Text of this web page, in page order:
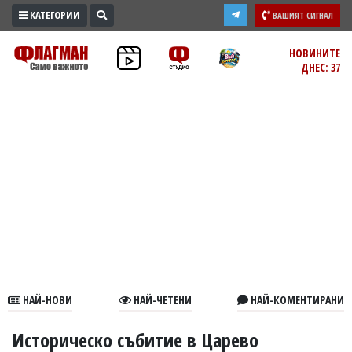
ПРОМО
ЗОНА
В
КАТЕГОРИИ ВАШИЯТ СИГНАЛ
НОВИНИТЕ
ДНЕС: 37
НАЙ-НОВИ НАЙ-ЧЕТЕНИ НАЙ-КОМЕНТИРАНИ
Историческо събитие в Царево